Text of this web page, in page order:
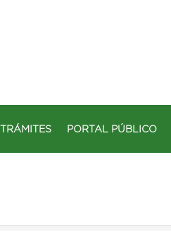
TRÁMITES PORTAL PÚBLICO